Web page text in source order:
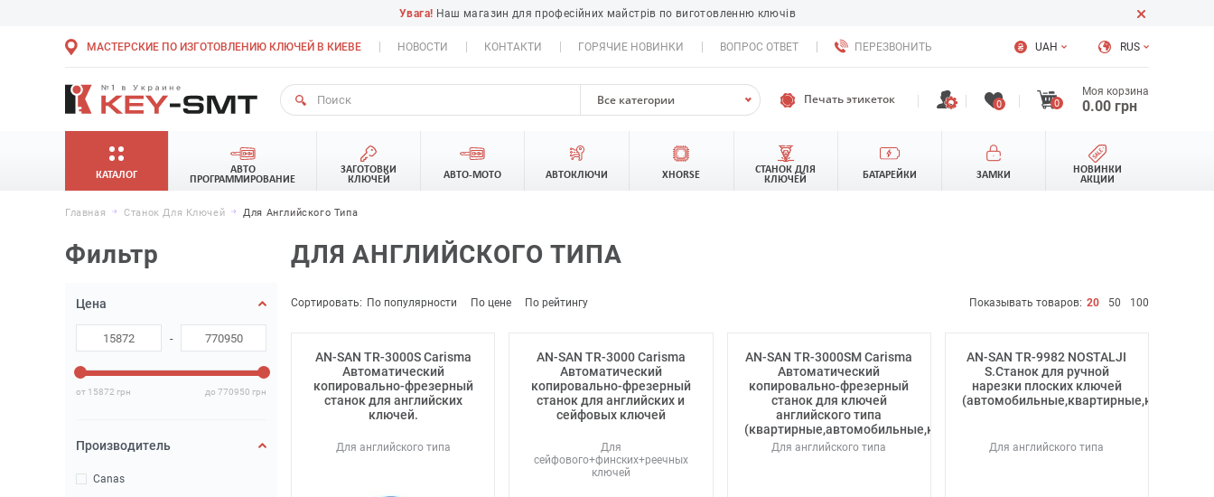
Увага! Наш магазин для професійних майстрів по виготовленню ключів
МАСТЕРСКИЕ ПО ИЗГОТОВЛЕНИЮ КЛЮЧЕЙ В КИЕВЕ НОВОСТИ КОНТАКТИ ГОРЯЧИЕ НОВИНКИ ВОПРОС ОТВЕТ ПЕРЕЗВОНИТЬ UAH RUS
0 0
Моя корзина
0.00 грн
Все категории Печать этикеток
КАТАЛОГ
АВТО
ПРОГРАММИРОВАНИЕ
ЗАГОТОВКИ
КЛЮЧЕЙ
АВТО-МОТО АВТОКЛЮЧИ XHORSE
СТАНОК ДЛЯ
КЛЮЧЕЙ
БАТАРЕЙКИ ЗАМКИ
НОВИНКИ
АКЦИИ
Главная Станок Для Ключей Для Английского Типа
Фильтр
Цена
-
от 15872 грн до 770950 грн
Производитель
Canas
ДЛЯ АНГЛИЙСКОГО ТИПА
Сортировать: По популярности По цене По рейтингу Показывать товаров: 20 50 100
AN-SAN TR-3000S Carisma
Автоматический
копировально-фрезерный
станок для английских
ключей.
Для английского типа
AN-SAN TR-3000 Carisma
Автоматический
копировально-фрезерный
станок для английских и
сейфовых ключей
Для
сейфового+финских+реечных
ключей
AN-SAN TR-3000SM Carisma
Автоматический
копировально-фрезерный
станок для ключей
английского типа
(квартирные,автомобильные,крестообразные).
Для английского типа
AN-SAN TR-9982 NOSTALJI
S.Станок для ручной
нарезки плоских ключей
Для английского типа